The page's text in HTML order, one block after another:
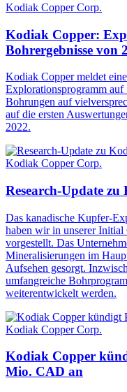
Kodiak Copper Corp.
Kodiak Copper:
Bohrergebnisse
Kodiak Copper meldet
Explorationsprogramm
Bohrungen auf
auf die ersten
2022.
Kodiak Copper Corp.
Research-Update
Das kanadische Kupfer-
haben wir in unserer Initial
vorgestellt. Das
Mineralisierungen im
Aufsehen gesorgt.
umfangreiche
weiterentwickelt werden.
Kodiak Copper Corp.
Kodiak Copper
Mio. CAD an